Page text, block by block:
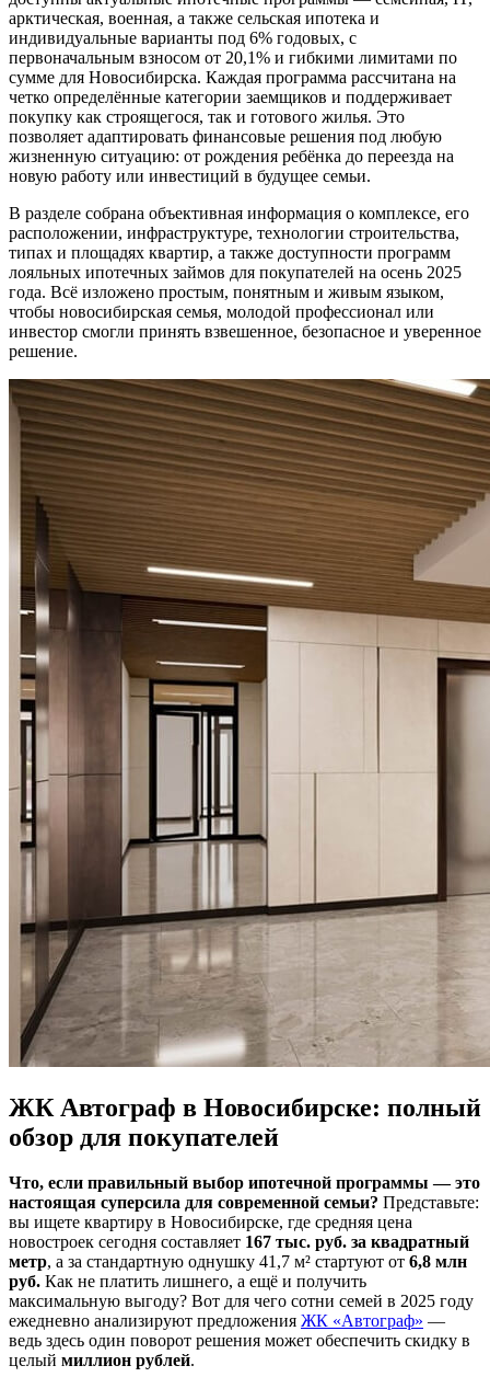
арктическая, военная, а также сельская ипотека и
индивидуальные варианты под 6% годовых, с
первоначальным взносом от 20,1% и гибкими лимитами по
сумме для Новосибирска. Каждая программа рассчитана на
четко определённые категории заемщиков и поддерживает
покупку как строящегося, так и готового жилья. Это
позволяет адаптировать финансовые решения под любую
жизненную ситуацию: от рождения ребёнка до переезда на
новую работу или инвестиций в будущее семьи.
В разделе собрана объективная информация о комплексе, его
расположении, инфраструктуре, технологии строительства,
типах и площадях квартир, а также доступности программ
лояльных ипотечных займов для покупателей на осень 2025
года. Всё изложено простым, понятным и живым языком,
чтобы новосибирская семья, молодой профессионал или
инвестор смогли принять взвешенное, безопасное и уверенное
решение.
ЖК Автограф в Новосибирске: полный
обзор для покупателей
Что, если правильный выбор ипотечной программы — это
настоящая суперсила для современной семьи? Представьте:
вы ищете квартиру в Новосибирске, где средняя цена
новостроек сегодня составляет 167 тыс. руб. за квадратный
метр, а за стандартную однушку 41,7 м² стартуют от 6,8 млн
руб. Как не платить лишнего, а ещё и получить
максимальную выгоду? Вот для чего сотни семей в 2025 году
ежедневно анализируют предложения ЖК «Автограф» —
ведь здесь один поворот решения может обеспечить скидку в
целый миллион рублей.